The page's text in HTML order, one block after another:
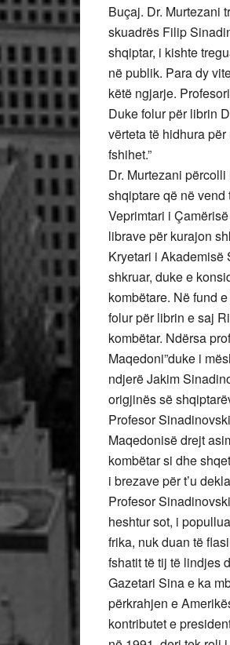
Buçaj. Dr. Murtezani
skuadrës Filip
shqiptar, i kishte
në publik. Para dy
këtë ngjarje.
Duke folur për librin
vërteta të hidhura
fshihet.”
Dr. Murtezani
shqiptare që në
Veprimtari i
librave për kurajon
Kryetari i Akademisë
shkruar, duke e
kombëtare. Në fund
folur për librin e saj
kombëtar. Ndërsa
Maqedoni”duke i
ndjerë Jakim
origjinës së
Profesor
Maqedonisë drejt
kombëtar si dhe
i brezave për t’u
Profesor
heshtur sot, i
frika, nuk duan të
fshatit të tij të lindjes
Gazetari Sina e ka
përkrahjen e
kontributet e